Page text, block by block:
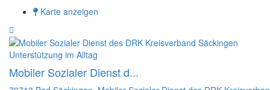
Karte anzeigen
Unterstützung im Alltag
Mobiler Sozialer Dienst d...